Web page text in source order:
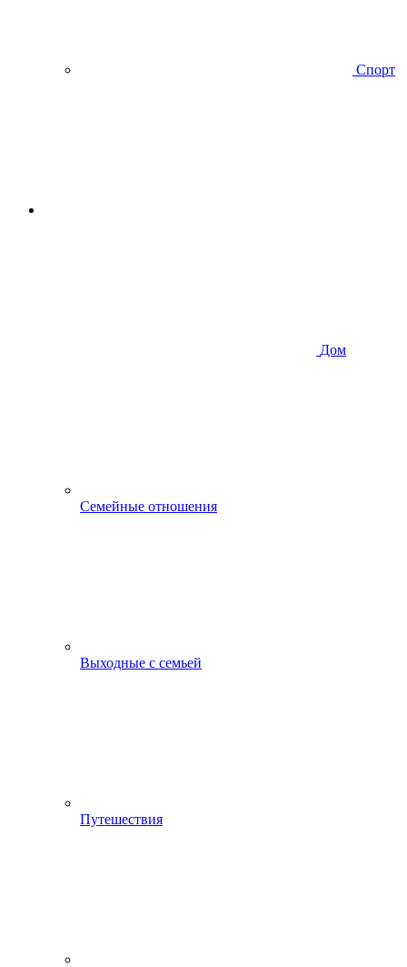
Спорт
Дом
Семейные отношения
Выходные с семьей
Путешествия